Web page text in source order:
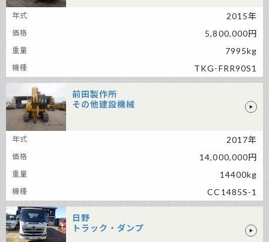
2015年
5,800,000円
7995kg
TKG-FRR90S1
前田製作所
その他建設機械
2017年
14,000,000円
14400kg
CC1485S-1
日野
トラック・ダンプ